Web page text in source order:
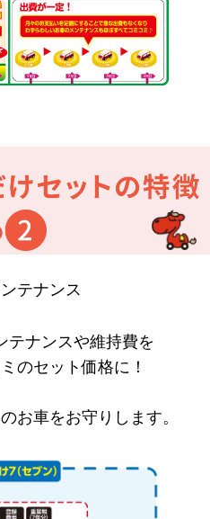
テナンス
テナンスや維持費を
のセット価格に！
お車をお守りします。